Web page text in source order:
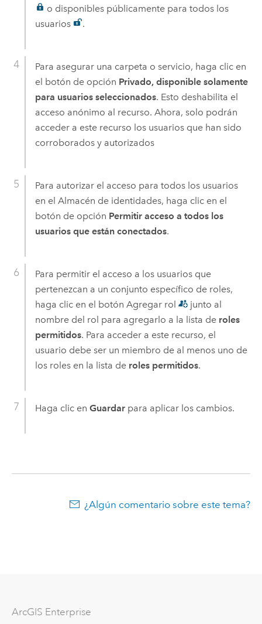
o disponibles públicamente para todos los
usuarios
.
Para asegurar una carpeta o servicio, haga clic en
el botón de opción Privado, disponible solamente
para usuarios seleccionados. Esto deshabilita el
acceso anónimo al recurso. Ahora, solo podrán
acceder a este recurso los usuarios que han sido
corroborados y autorizados
Para autorizar el acceso para todos los usuarios
en el Almacén de identidades, haga clic en el
botón de opción Permitir acceso a todos los
usuarios que están conectados.
Para permitir el acceso a los usuarios que
pertenezcan a un conjunto específico de roles,
haga clic en el botón Agregar rol
junto al
nombre del rol para agregarlo a la lista de roles
permitidos. Para acceder a este recurso, el
usuario debe ser un miembro de al menos uno de
los roles en la lista de roles permitidos.
Haga clic en Guardarpara aplicar los cambios.
¿Algún comentario sobre este tema?
ArcGIS Enterprise